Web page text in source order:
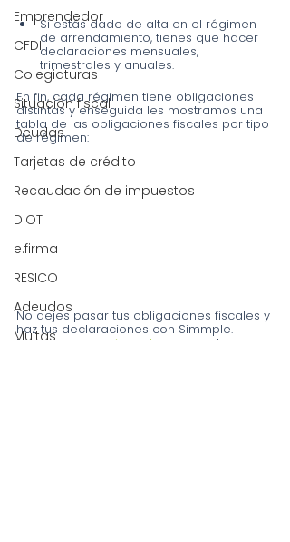
Emprendedor
CFDI
Colegiaturas
Situación fiscal
Deudas
Tarjetas de crédito
Recaudación de impuestos
DIOT
e.firma
RESICO
Adeudos
Multas
Si estás dado de alta en el régimen
de arrendamiento, tienes que hacer
declaraciones mensuales,
trimestrales y anuales.
En fin, cada régimen tiene obligaciones
distintas y enseguida les mostramos una
tabla de las obligaciones fiscales por tipo
de régimen:
No dejes pasar tus obligaciones fiscales y
haz tus declaraciones con Simmple.
Ingresa a www.simmple.mx , crea tu